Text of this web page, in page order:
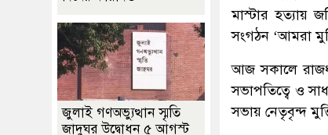
মাস্টার হত্যায়
সংগঠন ‘আমরা
আজ সকালে
সভাপতিত্বে ও
সভায় নেতৃবৃন্দ
জুলাই গণঅভ্যুত্থান স্মৃতি
জাদুঘর উদ্বোধন ৫ আগস্ট